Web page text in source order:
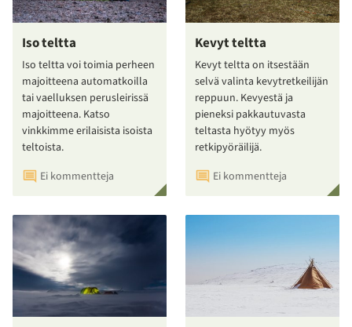
Iso teltta
Iso teltta voi toimia perheen
majoitteena automatkoilla
tai vaelluksen perusleirissä
majoitteena. Katso
vinkkimme erilaisista isoista
teltoista.
Ei kommentteja
Kevyt teltta
Kevyt teltta on itsestään
selvä valinta kevytretkeilijän
reppuun. Kevyestä ja
pieneksi pakkautuvasta
teltasta hyötyy myös
retkipyöräilijä.
Ei kommentteja